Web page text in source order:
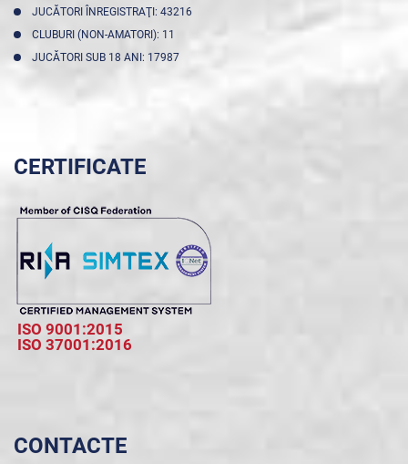
JUCĂTORI ÎNREGISTRAŢI: 43216
CLUBURI (NON-AMATORI): 11
JUCĂTORI SUB 18 ANI: 17987
CERTIFICATE
ISO 9001:2015
ISO 37001:2016
CONTACTE